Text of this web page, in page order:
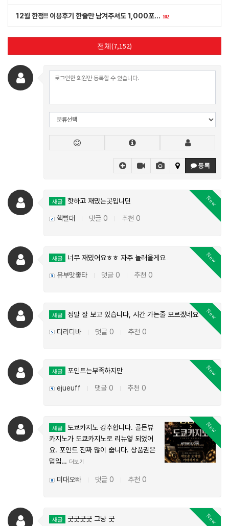
12월 한정!! 이용후기 한줄만 남겨주셔도 1,000포… 102
전체(7,152)
등록
New
새글 핫하고 재밌는곳입니딘
핵빨대 댓글 0 추천 0
New
새글 너무 재밌어요ㅎㅎ 자주 놀러올게요
유부맛좋타 댓글 0 추천 0
New
새글 정말 잘 보고 있습니다, 시간 가는줄 모르겠네요 ㅋㅋ
디리디바 댓글 0 추천 0
New
새글 포인트는부족하지만
ejueuff 댓글 0 추천 0
New
새글
도쿄카지노 강추합니다. 골든뷰
카지노가 도쿄카지노로 리뉴엏 되었어
요. 포인트 진짜 많이 줍니다. 상품권은
덤입… 더보기
미대오빠 댓글 0 추천 0
New
새글 굿굿굿굿 그냥 굿